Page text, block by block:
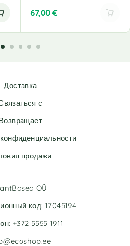
67,00€
t
a
v
:
Доставка
с
Возвращает
продажи
OÜ
код: 17045194
+372 5555 1911